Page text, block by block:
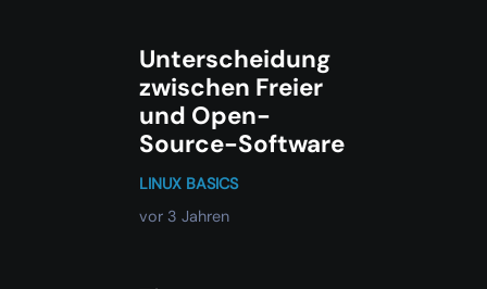
Unterscheidung
zwischen Freier
und Open-
Source-Software
LINUX BASICS
vor 3 Jahren